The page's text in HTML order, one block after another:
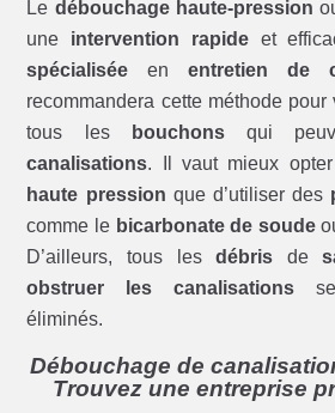
Le débouchage haute-pression
une intervention rapideet
spécialisée enentretien de
recommandera cette méthode
tous les
bouchonsqui
canalisations. Il vaut mieux
haute pression que d’utiliser des
comme le bicarbonate de soude
D’ailleurs, tous lesdébris de
obstruer les canalisations
éliminés.
Débouchage de
Trouvez une entreprise